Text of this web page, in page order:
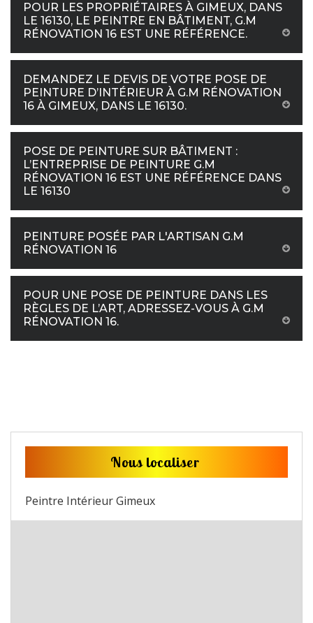
POUR LES PROPRIÉTAIRES À GIMEUX, DANS
LE 16130, LE PEINTRE EN BÂTIMENT, G.M
RÉNOVATION 16 EST UNE RÉFÉRENCE.
DEMANDEZ LE DEVIS DE VOTRE POSE DE
PEINTURE D’INTÉRIEUR À G.M RÉNOVATION
16 À GIMEUX, DANS LE 16130.
POSE DE PEINTURE SUR BÂTIMENT :
L’ENTREPRISE DE PEINTURE G.M
RÉNOVATION 16 EST UNE RÉFÉRENCE DANS
LE 16130
PEINTURE POSÉE PAR L'ARTISAN G.M
RÉNOVATION 16
POUR UNE POSE DE PEINTURE DANS LES
RÈGLES DE L’ART, ADRESSEZ-VOUS À G.M
RÉNOVATION 16.
Nous localiser
Peintre Intérieur Gimeux